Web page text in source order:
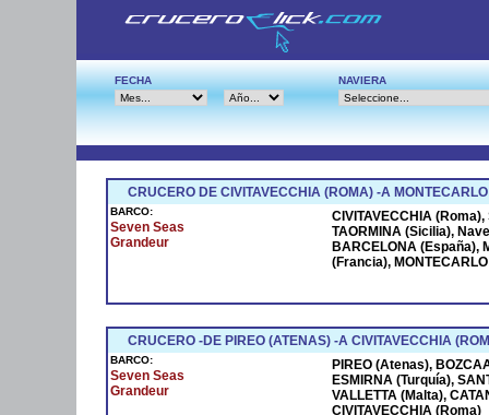
FECHA NAVIERA
CRUCERO DE CIVITAVECCHIA (ROMA) -A
BARCO:
Seven Seas
Grandeur
CIVITAVECCHIA
TAORMINA (Sicilia),
BARCELONA (España),
(Francia),
CRUCERO -DE PIREO (ATENAS) -A CIVITAVECCHIA
BARCO:
Seven Seas
Grandeur
PIREO (Atenas),
ESMIRNA (Turquía),
VALLETTA (Malta),
CIVITAVECCHIA (Roma)